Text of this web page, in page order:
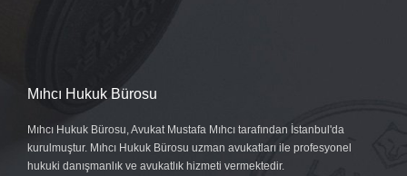
Mıhcı Hukuk Bürosu
Mıhcı Hukuk Bürosu, Avukat Mustafa Mıhcı tarafından İstanbul'da
kurulmuştur. Mıhcı Hukuk Bürosu uzman avukatları ile profesyonel
hukuki danışmanlık ve avukatlık hizmeti vermektedir.